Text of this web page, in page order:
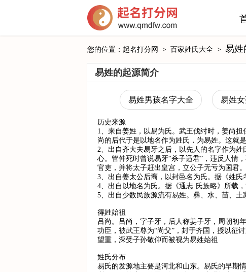
您的位置： 起名打分网 > 百家姓氏大全 > 易姓
易姓的起源简介
易姓男孩名字大全 易姓
历史来源
1、来自姜姓，以易为氏。武王伐纣时，姜尚
尚的后代于是以地名作为姓氏，为易姓。这就
2、出自齐大夫易牙之后，以先人的名字作为
心。管仲死时曾说易牙“杀子适君”，违反人情
官吏，并将太子赶出皇宫，立公子无亏为国君
3、出自姜太公后裔，以封邑名为氏。据《姓
4、出自以地名为氏。据《通志·氏族略》所载
5、出自少数民族源流有易姓。彝、水、苗、土
得姓始祖
吕尚。吕尚，字子牙，后人称姜子牙，周朝初
功臣，被武王尊为“尚父”，封于齐国，授以征
望重，深受子孙敬仰而被视为易姓始祖
姓氏分布
易氏的发源地主要是河北和山东。易氏的早期